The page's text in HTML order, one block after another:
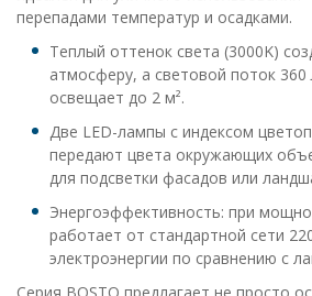
перепадами температур и осадками.
Теплый оттенок света (3000K)
атмосферу, а световой поток
освещает до 2 м².
Две LED-лампы с индексом
передают цвета окружающих
для подсветки фасадов или
Энергоэффективность: при
работает от стандартной сети
электроэнергии по сравнению с